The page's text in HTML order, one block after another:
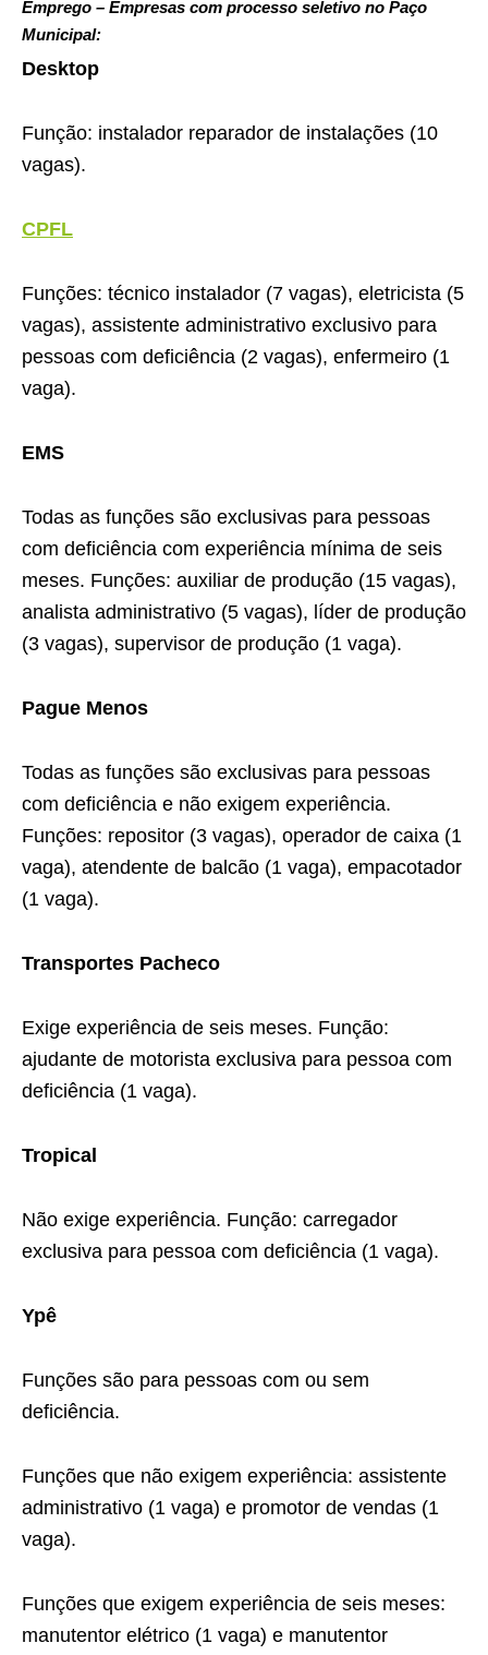
Emprego – Empresas com processo seletivo no Paço
Municipal:
Desktop
Função: instalador reparador de instalações (10
vagas).
CPFL
Funções: técnico instalador (7 vagas), eletricista (5
vagas), assistente administrativo exclusivo para
pessoas com deficiência (2 vagas), enfermeiro (1
vaga).
EMS
Todas as funções são exclusivas para pessoas
com deficiência com experiência mínima de seis
meses. Funções: auxiliar de produção (15 vagas),
analista administrativo (5 vagas), líder de produção
(3 vagas), supervisor de produção (1 vaga).
Pague Menos
Todas as funções são exclusivas para pessoas
com deficiência e não exigem experiência.
Funções: repositor (3 vagas), operador de caixa (1
vaga), atendente de balcão (1 vaga), empacotador
(1 vaga).
Transportes Pacheco
Exige experiência de seis meses. Função:
ajudante de motorista exclusiva para pessoa com
deficiência (1 vaga).
Tropical
Não exige experiência. Função: carregador
exclusiva para pessoa com deficiência (1 vaga).
Ypê
Funções são para pessoas com ou sem
deficiência.
Funções que não exigem experiência: assistente
administrativo (1 vaga) e promotor de vendas (1
vaga).
Funções que exigem experiência de seis meses:
manutentor elétrico (1 vaga) e manutentor